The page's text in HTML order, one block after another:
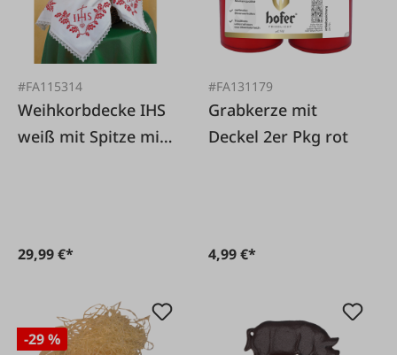
#FA115314
Weihkorbdecke IHS
weiß mit Spitze mit
29,99 €*
#FA131179
Grabkerze mit
Deckel 2er Pkg rot
4,99 €*
-29 %